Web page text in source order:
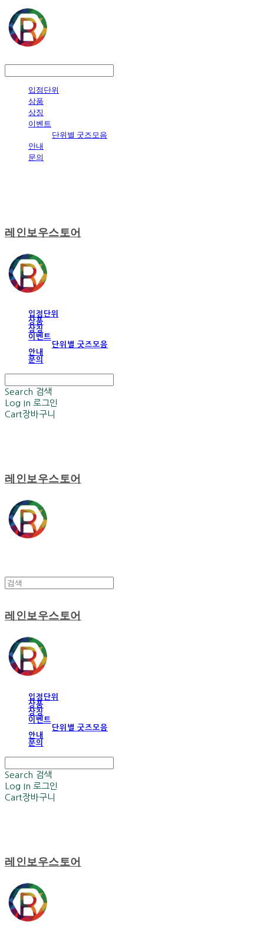
입점단위
상품
상징
이벤트
단위별 굿즈모음
안내
문의
레인보우스토어
입점단위
상품
상징
이벤트
단위별 굿즈모음
안내
문의
Search 검색
Log In 로그인
Cart장바구니
레인보우스토어
레인보우스토어
입점단위
상품
상징
이벤트
단위별 굿즈모음
안내
문의
Search 검색
Log In 로그인
Cart장바구니
레인보우스토어